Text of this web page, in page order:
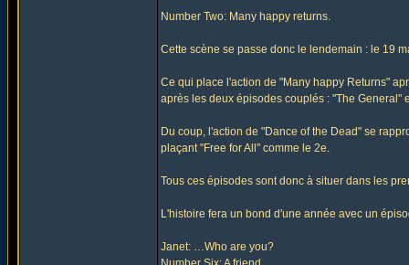
Number Two: Many happy returns.
Cette scène se passe donc le lendemain : le 19
Ce qui place l'action de "Many happy Returns"
après les deux épisodes couplés : "The General"
Du coup, l'action de "Dance of the Dead" se
plaçant "Free for All" comme le 2e.
Tous ces épisodes sont donc à situer dans les
L'histoire fera un bond d'une année avec un
Janet: …Who are you?